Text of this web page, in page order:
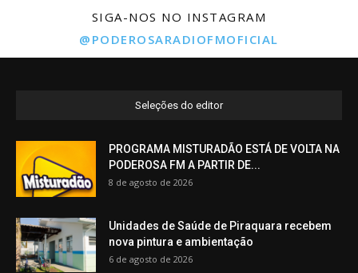
SIGA-NOS NO INSTAGRAM
@PODEROSARADIOFMOFICIAL
Seleções do editor
PROGRAMA MISTURADÃO ESTÁ DE VOLTA NA
PODEROSA FM A PARTIR DE...
8 de agosto de 2026
Unidades de Saúde de Piraquara recebem
nova pintura e ambientação
6 de agosto de 2026